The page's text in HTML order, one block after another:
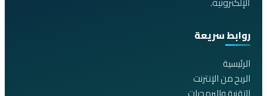
روابط سريعة
الرئيسية
الربح من الإنترنت